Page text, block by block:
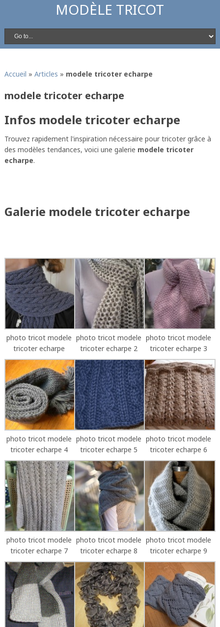
MODÈLE TRICOT
Accueil » Articles » modele tricoter echarpe
modele tricoter echarpe
Infos modele tricoter echarpe
Trouvez rapidement l'inspiration nécessaire pour tricoter grâce à
des modèles tendances, voici une galerie modele tricoter
echarpe.
Galerie modele tricoter echarpe
photo tricot modele
tricoter echarpe
photo tricot modele
tricoter echarpe 2
photo tricot modele
tricoter echarpe 3
photo tricot modele
tricoter echarpe 4
photo tricot modele
tricoter echarpe 5
photo tricot modele
tricoter echarpe 6
photo tricot modele
tricoter echarpe 7
photo tricot modele
tricoter echarpe 8
photo tricot modele
tricoter echarpe 9